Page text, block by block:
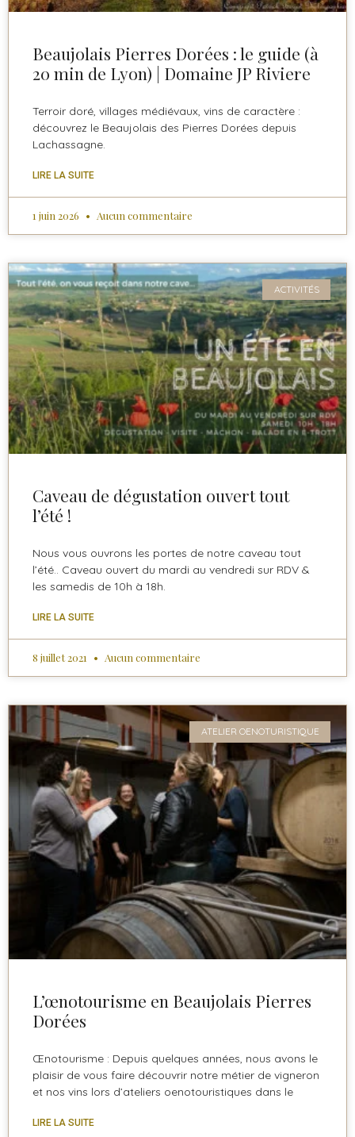
Beaujolais Pierres Dorées : le guide (à
20 min de Lyon) | Domaine JP Riviere
Terroir doré, villages médiévaux, vins de caractère :
découvrez le Beaujolais des Pierres Dorées depuis
Lachassagne.
LIRE LA SUITE
1 juin 2026 Aucun commentaire
ACTIVITÉS
Caveau de dégustation ouvert tout
l’été !
Nous vous ouvrons les portes de notre caveau tout
l’été.. Caveau ouvert du mardi au vendredi sur RDV &
les samedis de 10h à 18h.
LIRE LA SUITE
8 juillet 2021 Aucun commentaire
ATELIER OENOTURISTIQUE
L’œnotourisme en Beaujolais Pierres
Dorées
Œnotourisme : Depuis quelques années, nous avons le
plaisir de vous faire découvrir notre métier de vigneron
et nos vins lors d’ateliers oenotouristiques dans le
LIRE LA SUITE